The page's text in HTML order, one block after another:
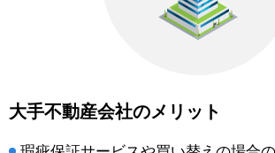
大手不動産会社のメリット